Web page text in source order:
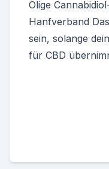
Ölige
Hanfverband
sein, solange
für CBD